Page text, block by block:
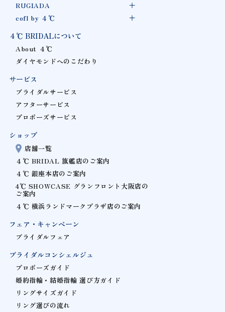
RUGIADA
cofl by ４℃
４℃ BRIDALについて
About ４℃
ダイヤモンドへのこだわり
サービス
ブライダルサービス
アフターサービス
プロポーズサービス
ショップ
店舗一覧
４℃ BRIDAL 旗艦店のご案内
４℃ 銀座本店のご案内
4℃ SHOWCASE グランフロント大阪店の
ご案内
４℃ 横浜ランドマークプラザ店のご案内
フェア・キャンペーン
ブライダルフェア
ブライダルコンシェルジュ
プロポーズガイド
婚約指輪・結婚指輪 選び方ガイド
リングサイズガイド
リング選びの流れ